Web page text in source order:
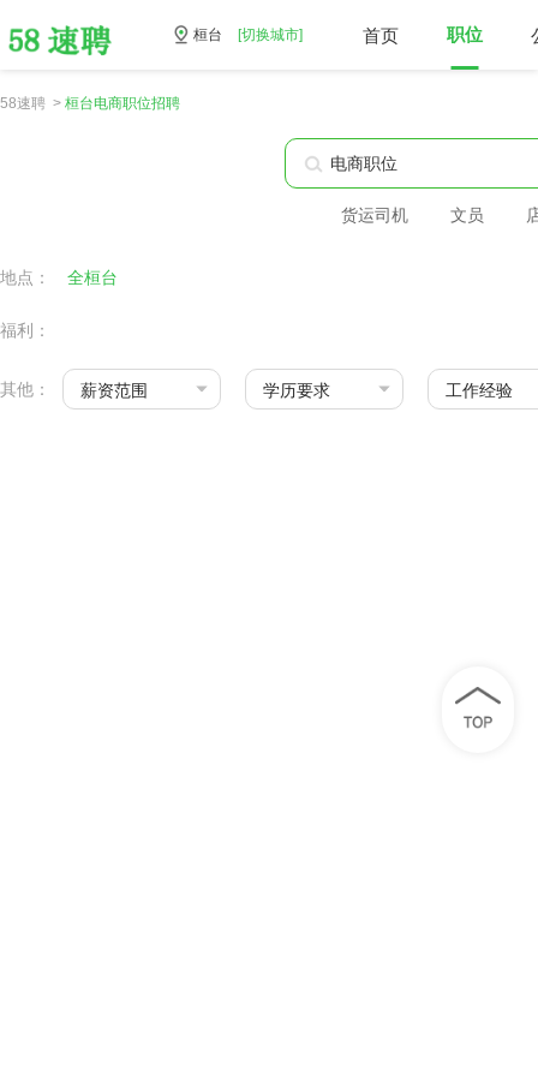
桓台 [切换城市] 首页 职位
58速聘 > 桓台电商职位招聘
货运司机 文员
地点： 全桓台
福利：
其他： 薪资范围 学历要求 工作经验